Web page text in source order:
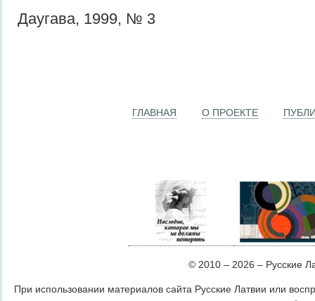
Даугава, 1999, № 3
ГЛАВНАЯ О ПРОЕКТЕ
© 2010 – 2026 – Русские
При использовании материалов сайта Русские Латвии или